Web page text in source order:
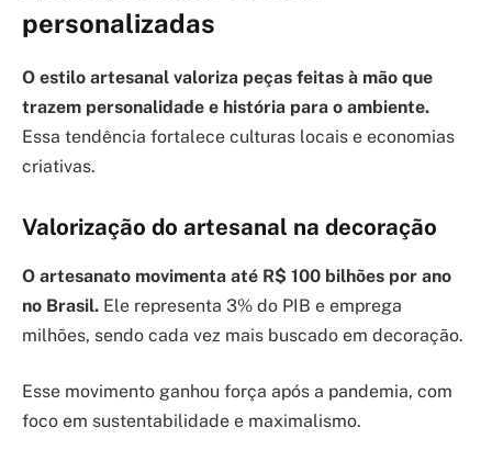
personalizadas
O estilo artesanal valoriza peças feitas à mão que
trazem personalidade e história para o ambiente.
Essa tendência fortalece culturas locais e economias
criativas.
Valorização do artesanal na decoração
O artesanato movimenta até R$ 100 bilhões por ano
no Brasil. Ele representa 3% do PIB e emprega
milhões, sendo cada vez mais buscado em decoração.
Esse movimento ganhou força após a pandemia, com
foco em sustentabilidade e maximalismo.